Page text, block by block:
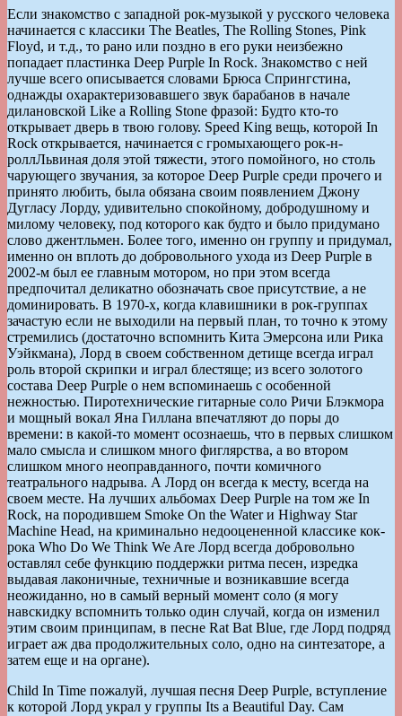
Если знакомство с западной рок-музыкой у русского человека
начинается с классики The Beatles, The Rolling Stones, Pink
Floyd, и т.д., то рано или поздно в его руки неизбежно
попадает пластинка Deep Purple In Rock. Знакомство с ней
лучше всего описывается словами Брюса Спрингстина,
однажды охарактеризовавшего звук барабанов в начале
дилановской Like a Rolling Stone фразой: Будто кто-то
открывает дверь в твою голову. Speed King вещь, которой In
Rock открывается, начинается с громыхающего рок-н-
роллЛьвиная доля этой тяжести, этого помойного, но столь
чарующего звучания, за которое Deep Purple среди прочего и
принято любить, была обязана своим появлением Джону
Дугласу Лорду, удивительно спокойному, добродушному и
милому человеку, под которого как будто и было придумано
слово джентльмен. Более того, именно он группу и придумал,
именно он вплоть до добровольного ухода из Deep Purple в
2002-м был ее главным мотором, но при этом всегда
предпочитал деликатно обозначать свое присутствие, а не
доминировать. В 1970-х, когда клавишники в рок-группах
зачастую если не выходили на первый план, то точно к этому
стремились (достаточно вспомнить Кита Эмерсона или Рика
Уэйкмана), Лорд в своем собственном детище всегда играл
роль второй скрипки и играл блестяще; из всего золотого
состава Deep Purple о нем вспоминаешь с особенной
нежностью. Пиротехнические гитарные соло Ричи Блэкмора
и мощный вокал Яна Гиллана впечатляют до поры до
времени: в какой-то момент осознаешь, что в первых слишком
мало смысла и слишком много фиглярства, а во втором
слишком много неоправданного, почти комичного
театрального надрыва. А Лорд он всегда к месту, всегда на
своем месте. На лучших альбомах Deep Purple на том же In
Rock, на породившем Smoke On the Water и Highway Star
Machine Head, на криминально недооцененной классике кок-
рока Who Do We Think We Are Лорд всегда добровольно
оставлял себе функцию поддержки ритма песен, изредка
выдавая лаконичные, техничные и возникавшие всегда
неожиданно, но в самый верный момент соло (я могу
навскидку вспомнить только один случай, когда он изменил
этим своим принципам, в песне Rat Bat Blue, где Лорд подряд
играет аж два продолжительных соло, одно на синтезаторе, а
затем еще и на органе).
Child In Time пожалуй, лучшая песня Deep Purple, вступление
к которой Лорд украл у группы Its a Beautiful Day. Сам